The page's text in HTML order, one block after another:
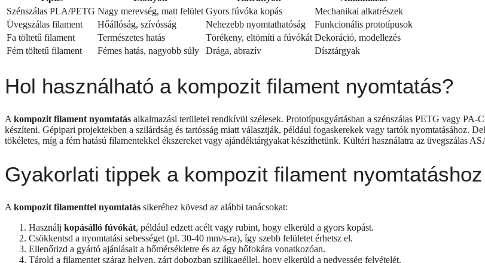
Szénszálas PLA/PETG Nagy merevség, matt felület Gyors fúvóka kopás
Mechanikai alkatrészek
Üvegszálas filament
Hőállóság, szívósság Nehezebb nyomtathatóság
Funkcionális prototípusok
Fa töltetű filament
Természetes hatás Törékeny, eltömíti a fúvókát Dekoráció, modellezés
Fém töltetű filament
Fémes hatás, nagyobb súly Drága, abrazív Dísztárgyak
Hol használható a kompozit filament nyomtatás?
A kompozit filament nyomtatás alkalmazási területei rendkívül szélesek. Prototípusgyártásban a szénszálas PETG vagy
készíteni. Gépipari projektekben a szilárdság és tartósság miatt választják, például fogaskerekek vagy tartók nyomtatásához.
tökéletes, míg a fém hatású filamentekkel ékszereket vagy ajándéktárgyakat készíthetünk. Kültéri használatra az üvegszálas
Gyakorlati tippek a kompozit filament nyomtatáshoz
A kompozit filamenttel nyomtatás sikeréhez kövesd az alábbi tanácsokat:
Használj kopásálló fúvókát, például edzett acélt vagy rubint, hogy elkerüld a gyors kopást.
Csökkentsd a nyomtatási sebességet (pl. 30-40 mm/s-ra), így szebb felületet érhetsz el.
Ellenőrizd a gyártó ajánlásait a hőmérsékletre és az ágy hőfokára vonatkozóan.
Tárold a filamentet száraz helyen, zárt dobozban szilikagéllel, hogy elkerüld a nedvesség felvételét.